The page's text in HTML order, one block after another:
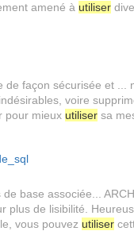
amené à utiliser
de façon sécurisée et ...
voire
pour mieux utiliser sa
base associée...
plus de lisibilité.
vous pouvez utiliser